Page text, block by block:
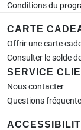
Conditions du
CARTE
Offrir une carte
Consulter le solde
SERVICE
Nous contacter
Questions